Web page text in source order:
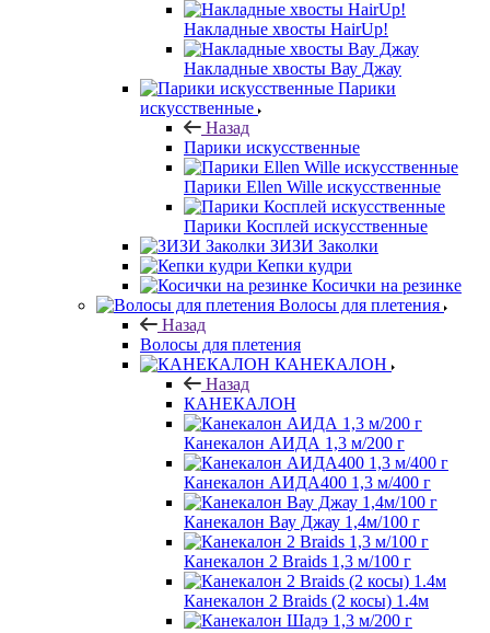
Накладные хвосты HairUp!
Накладные хвосты Вау Джау
Парики
искусственные
Назад
Парики искусственные
Парики Ellen Wille искусственные
Парики Косплей искусственные
ЗИЗИ Заколки
Кепки кудри
Косички на резинке
Волосы для плетения
Назад
Волосы для плетения
КАНЕКАЛОН
Назад
КАНЕКАЛОН
Канекалон АИДА 1,3 м/200 г
Канекалон АИДА400 1,3 м/400 г
Канекалон Вау Джау 1,4м/100 г
Канекалон 2 Braids 1,3 м/100 г
Канекалон 2 Braids (2 косы) 1.4м